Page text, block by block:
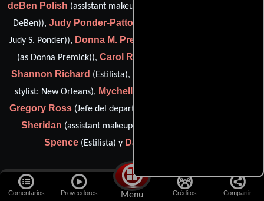
Comentarios Proveedores Menu Créditos Compartir
deBen Polish (assistant makeup artist: New Orleans (as Jessica
DeBen)), Judy Ponder-Patton
Judy S. Ponder)), Donna M. Premick
(as Donna Premick)), Carol Rasheed
Shannon Richard (Estilista),
stylist: New Orleans), Mychellée Rome
Gregory Ross(Jefe del departamento de estilistas),
Sheridan (assistant makeup artist: New Orleans),
Spence (Estilista) y Dawn Turner
Departamento de musica